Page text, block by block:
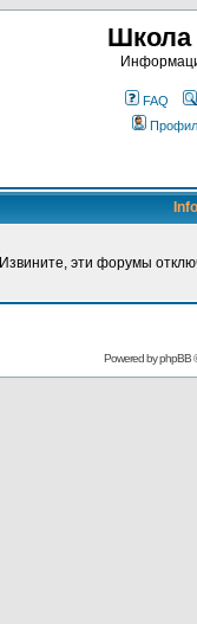
Школа
FAQ
Извините, эти форумы
Powered byphpBB